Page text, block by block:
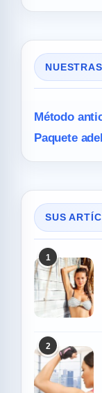
Método
Paquete
SUS
1
2